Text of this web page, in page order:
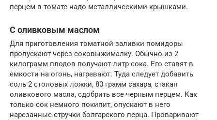
перцем в томате надо металлическими крышками.
С оливковым маслом
Для приготовления томатной заливки помидоры
пропускают через соковыжималку. Обычно из 2
килограмм плодов получают литр сока. Его ставят в
емкости на огонь, нагревают. Туда следует добавить
соль 2 столовых ложки, 80 грамм сахара, стакан
оливкового масла, сдобрить все черным перцем. Как
только сок немного покипит, опускают в него
нарезанные стручки болгарского перца. Проваривают